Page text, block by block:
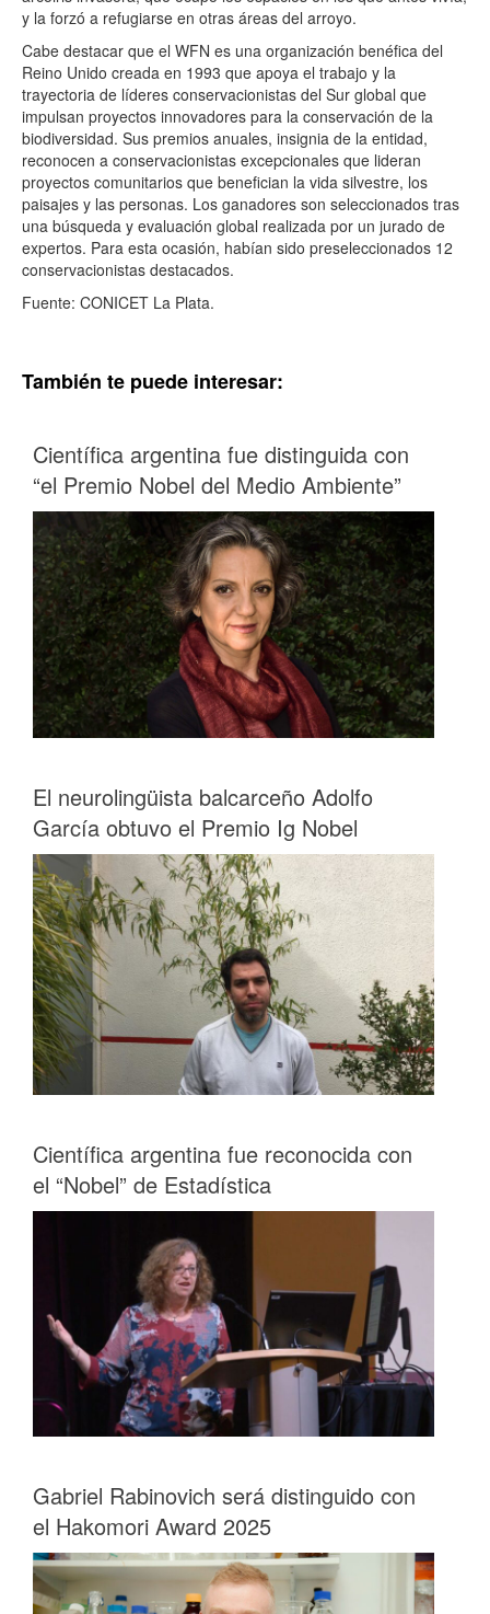
y la forzó a refugiarse en otras áreas del arroyo.
Cabe destacar que el WFN es una organización benéfica del
Reino Unido creada en 1993 que apoya el trabajo y la
trayectoria de líderes conservacionistas del Sur global que
impulsan proyectos innovadores para la conservación de la
biodiversidad. Sus premios anuales, insignia de la entidad,
reconocen a conservacionistas excepcionales que lideran
proyectos comunitarios que benefician la vida silvestre, los
paisajes y las personas. Los ganadores son seleccionados tras
una búsqueda y evaluación global realizada por un jurado de
expertos. Para esta ocasión, habían sido preseleccionados 12
conservacionistas destacados.
Fuente: CONICET La Plata.
También te puede interesar:
Científica argentina fue distinguida con
“el Premio Nobel del Medio Ambiente”
El neurolingüista balcarceño Adolfo
García obtuvo el Premio Ig Nobel
Científica argentina fue reconocida con
el “Nobel” de Estadística
Gabriel Rabinovich será distinguido con
el Hakomori Award 2025